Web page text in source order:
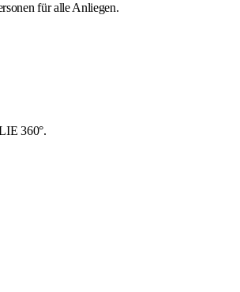
für alle Anliegen.
360°.